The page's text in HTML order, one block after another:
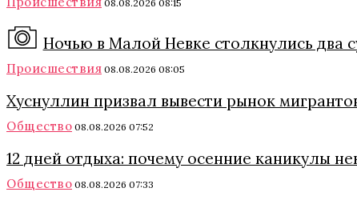
08.08.2026 08:15
Ночью в Малой Невке столкнулись два
Происшествия 08.08.2026 08:05
Хуснуллин призвал вывести рынок
Общество 08.08.2026 07:52
12 дней отдыха: почему осенние каникулы
Общество 08.08.2026 07:33